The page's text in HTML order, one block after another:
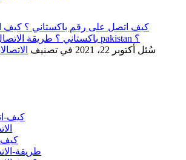
كيف اتصل على رقم باكستاني ؟
باكستاني ؟ طريقة الاتصال على رقم باكستاني pakistan ؟
سُئل أكتوبر 22، 2021 في تصنيف
كيف-
طريقة-